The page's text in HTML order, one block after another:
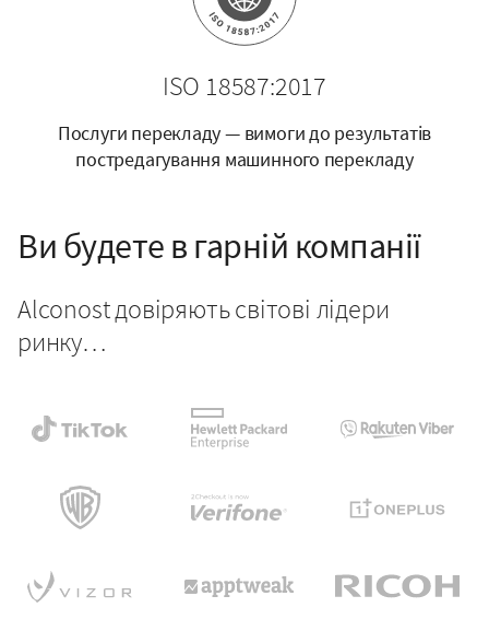
ISO 18587:2017
Послуги перекладу — вимоги до результатів
постредагування машинного перекладу
Ви будете в гарній компанії
Alconost довіряють світові лідери
ринку…